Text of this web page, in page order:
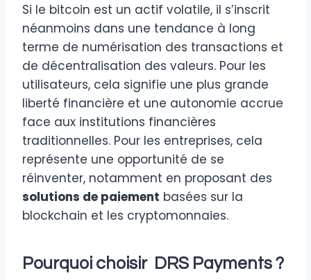
Si le bitcoin est un actif volatile, il s’inscrit
néanmoins dans une tendance à long
terme de numérisation des transactions et
de décentralisation des valeurs. Pour les
utilisateurs, cela signifie une plus grande
liberté financière et une autonomie accrue
face aux institutions financières
traditionnelles. Pour les entreprises, cela
représente une opportunité de se
réinventer, notamment en proposant des
solutions de paiement basées sur la
blockchain et les cryptomonnaies.
Pourquoi choisir DRS Payments ?